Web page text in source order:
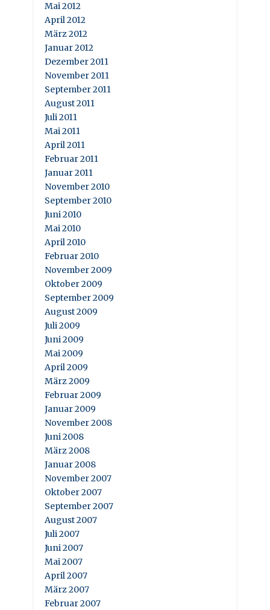
Mai 2012
April 2012
März 2012
Januar 2012
Dezember 2011
November 2011
September 2011
August 2011
Juli 2011
Mai 2011
April 2011
Februar 2011
Januar 2011
November 2010
September 2010
Juni 2010
Mai 2010
April 2010
Februar 2010
November 2009
Oktober 2009
September 2009
August 2009
Juli 2009
Juni 2009
Mai 2009
April 2009
März 2009
Februar 2009
Januar 2009
November 2008
Juni 2008
März 2008
Januar 2008
November 2007
Oktober 2007
September 2007
August 2007
Juli 2007
Juni 2007
Mai 2007
April 2007
März 2007
Februar 2007